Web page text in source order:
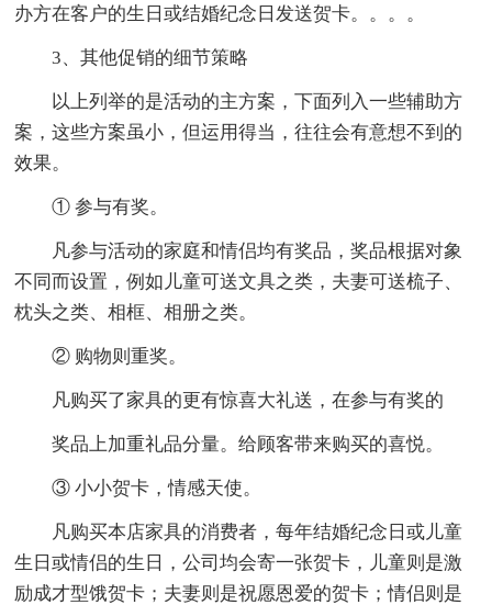
办方在客户的生日或结婚纪念日发送贺卡。。。。
3、其他促销的细节策略
以上列举的是活动的主方案，下面列入一些辅助方
案，这些方案虽小，但运用得当，往往会有意想不到的
效果。
① 参与有奖。
凡参与活动的家庭和情侣均有奖品，奖品根据对象
不同而设置，例如儿童可送文具之类，夫妻可送梳子、
枕头之类、相框、相册之类。
② 购物则重奖。
凡购买了家具的更有惊喜大礼送，在参与有奖的
奖品上加重礼品分量。给顾客带来购买的喜悦。
③ 小小贺卡，情感天使。
凡购买本店家具的消费者，每年结婚纪念日或儿童
生日或情侣的生日，公司均会寄一张贺卡，儿童则是激
励成才型饿贺卡；夫妻则是祝愿恩爱的贺卡；情侣则是